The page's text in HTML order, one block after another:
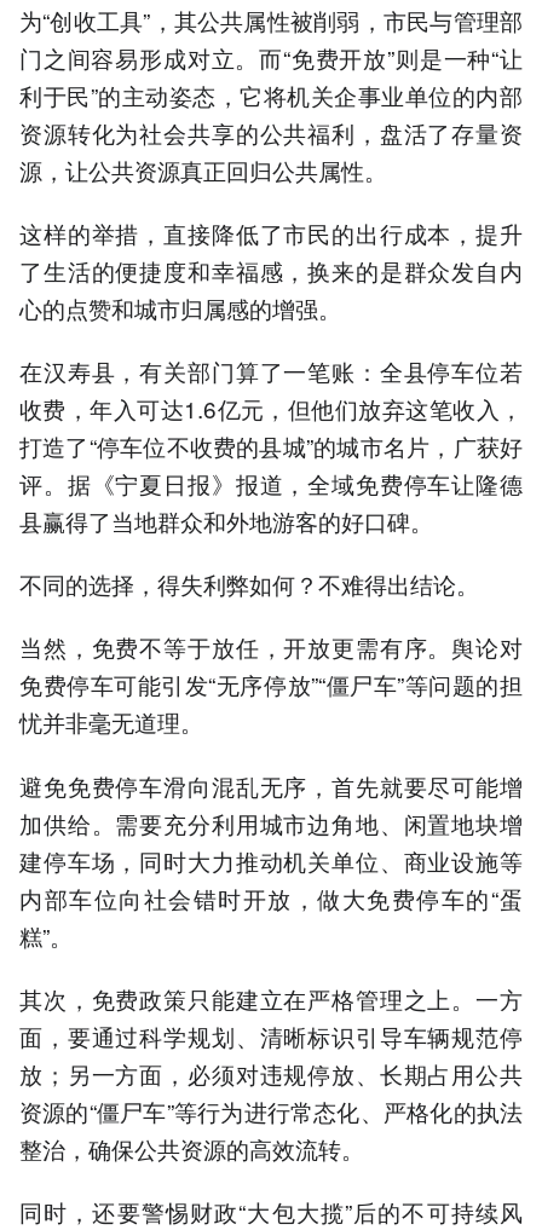
为“创收工具”，其公共属性被削弱，市民与管理部
门之间容易形成对立。而“免费开放”则是一种“让
利于民”的主动姿态，它将机关企事业单位的内部
资源转化为社会共享的公共福利，盘活了存量资
源，让公共资源真正回归公共属性。
这样的举措，直接降低了市民的出行成本，提升
了生活的便捷度和幸福感，换来的是群众发自内
心的点赞和城市归属感的增强。
在汉寿县，有关部门算了一笔账：全县停车位若
收费，年入可达1.6亿元，但他们放弃这笔收入，
打造了“停车位不收费的县城”的城市名片，广获好
评。据《宁夏日报》报道，全域免费停车让隆德
县赢得了当地群众和外地游客的好口碑。
不同的选择，得失利弊如何？不难得出结论。
当然，免费不等于放任，开放更需有序。舆论对
免费停车可能引发“无序停放”“僵尸车”等问题的担
忧并非毫无道理。
避免免费停车滑向混乱无序，首先就要尽可能增
加供给。需要充分利用城市边角地、闲置地块增
建停车场，同时大力推动机关单位、商业设施等
内部车位向社会错时开放，做大免费停车的“蛋
糕”。
其次，免费政策只能建立在严格管理之上。一方
面，要通过科学规划、清晰标识引导车辆规范停
放；另一方面，必须对违规停放、长期占用公共
资源的“僵尸车”等行为进行常态化、严格化的执法
整治，确保公共资源的高效流转。
同时，还要警惕财政“大包大揽”后的不可持续风